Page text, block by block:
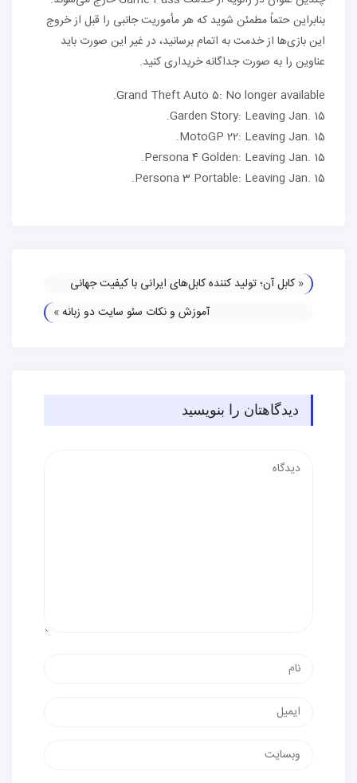
بنابراین حتماً مطمئن شوید که هر مأموریت جانبی را قبل از خروج
این بازی‌ها از خدمت به اتمام برسانید، در غیر این صورت باید
عناوین را به صورت جداگانه خریداری کنید.
Grand Theft Auto 5: No longer available.
Garden Story: Leaving Jan. 15.
MotoGP 22: Leaving Jan. 15.
Persona 4 Golden: Leaving Jan. 15.
Persona 3 Portable: Leaving Jan. 15.
« کابل آن؛ تولید کننده کابل‌های ایرانی با کیفیت جهانی
آموزش و نکات سئو سایت دو زبانه»
دیدگاهتان را بنویسید